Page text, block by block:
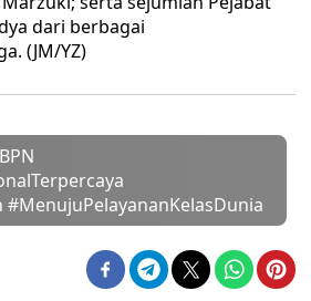
dari berbagai
(JM/YZ)